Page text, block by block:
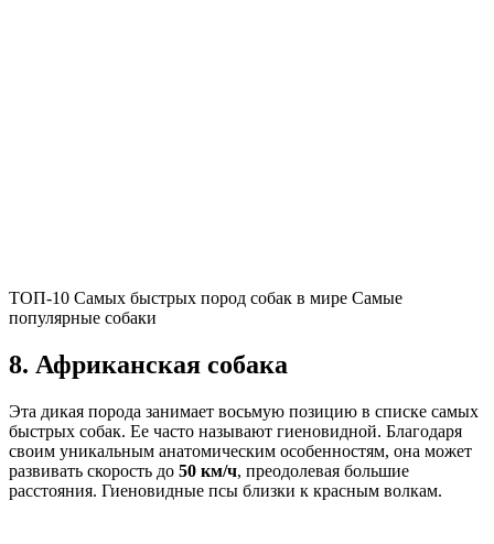
ТОП-10 Самых быстрых пород собак в мире Самые
популярные собаки
8. Африканская собака
Эта дикая порода занимает восьмую позицию в списке самых
быстрых собак. Ее часто называют гиеновидной. Благодаря
своим уникальным анатомическим особенностям, она может
развивать скорость до 50 км/ч, преодолевая большие
расстояния. Гиеновидные псы близки к красным волкам.